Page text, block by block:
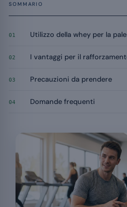
SOMMARIO
01 Utilizzo della whey per la
02 I vantaggi per il
03 Precauzioni da prendere
04 Domande frequenti